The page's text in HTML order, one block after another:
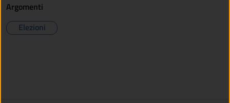
Argomenti
Elezioni